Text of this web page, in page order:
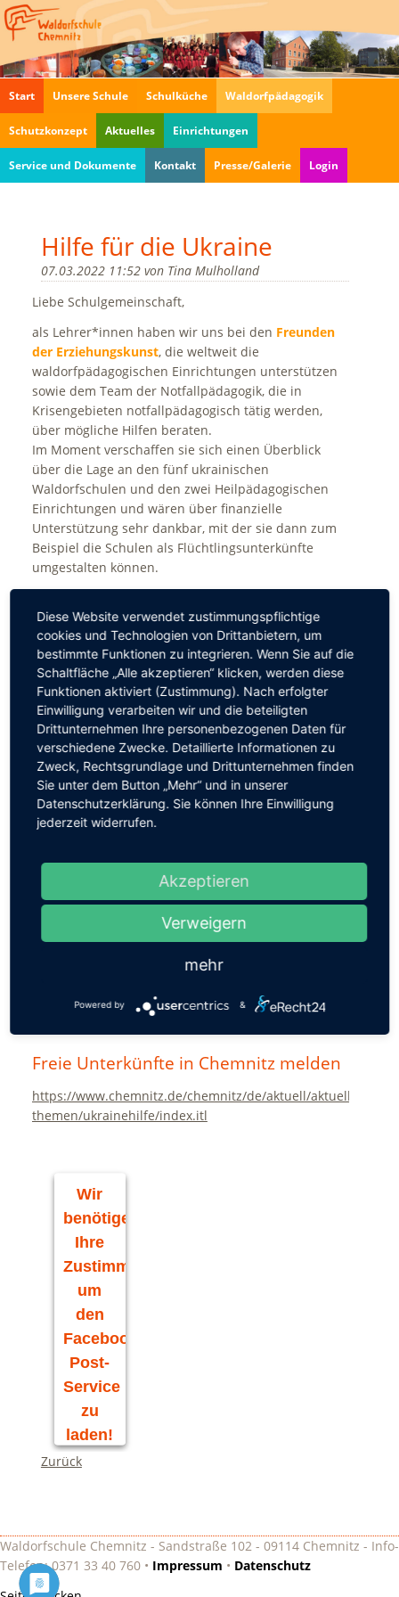
Start Unsere Schule Schulküche Waldorfpädagogik
Schutzkonzept Aktuelles Einrichtungen
Service und Dokumente Kontakt Presse/Galerie Login
Hilfe für die Ukraine
07.03.2022 11:52von Tina Mulholland
Liebe Schulgemeinschaft,
als Lehrer*innen haben wir uns bei den Freunden
der Erziehungskunst, die weltweit die
waldorfpädagogischen Einrichtungen unterstützen
sowie dem Team der Notfallpädagogik, die in
Krisengebieten notfallpädagogisch tätig werden,
über mögliche Hilfen beraten.
Im Moment verschaffen sie sich einen Überblick
über die Lage an den fünf ukrainischen
Waldorfschulen und den zwei Heilpädagogischen
Einrichtungen und wären über finanzielle
Unterstützung sehr dankbar, mit der sie dann zum
Beispiel die Schulen als Flüchtlingsunterkünfte
umgestalten können.
Ukraineund die dortigen Schüler*innen, Eltern und
Lehrer*innen zu unterstützen, bitten wir Sie auf das
folgende Schulkonto:
Empfänger: Waldorfschulverein Chemnitz e. V.
Bankinstitut: DKB Chemnitz
Betreff:Hilfe für die Ukraine
Deutsche Kreditbank
IBAN: DE55 1203 0000 0001 4694 69
BIC: BYLADEM1001
mit dem Verwendungszweck
"Hilfe für die Ukraine"zu
spenden, von dem wir dann den Gesamtbetrag an
Spendenbescheinigung kann auf jeden Fall
ausgestellt werden).
Weitere Hilfsangebote der
Freie Unterkünfte in Chemnitz melden
https://www.chemnitz.de/chemnitz/de/aktuell/aktuelle-
themen/ukrainehilfe/index.itl
Wir
benötigen
Ihre
Zustimmung,
um
den
Facebook
Post-
Service
zu
laden!
Wir
Inhalte
einzubetten.
Zurück
Waldorfschule Chemnitz - Sandstraße 102 - 09114 Chemnitz - Info-
Telefon: 0371 33 40 760 • Impressum • Datenschutz
Diese Website verwendet zustimmungspflichtige
cookies und Technologien von Drittanbietern, um
bestimmte Funktionen zu integrieren. Wenn Sie auf die
Schaltfläche „Alle akzeptieren“ klicken, werden diese
Funktionen aktiviert (Zustimmung). Nach erfolgter
Einwilligung verarbeiten wir und die beteiligten
Drittunternehmen Ihre personenbezogenen Daten für
verschiedene Zwecke. Detaillierte Informationen zu
Zweck, Rechtsgrundlage und Drittunternehmen finden
Sie unter dem Button „Mehr“ und in unserer
Datenschutzerklärung. Sie können Ihre Einwilligung
jederzeit widerrufen.
Akzeptieren
Verweigern
mehr
Powered by &